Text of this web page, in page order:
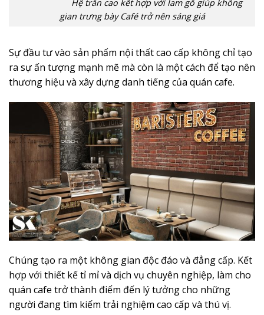
Hệ trần cao kết hợp với lam gỗ giúp không
gian trưng bày Café trở nên sáng giá
Sự đầu tư vào sản phẩm nội thất cao cấp không chỉ tạo
ra sự ấn tượng mạnh mẽ mà còn là một cách để tạo nên
thương hiệu và xây dựng danh tiếng của quán cafe.
Chúng tạo ra một không gian độc đáo và đẳng cấp. Kết
hợp với thiết kế tỉ mỉ và dịch vụ chuyên nghiệp, làm cho
quán cafe trở thành điểm đến lý tưởng cho những
người đang tìm kiếm trải nghiệm cao cấp và thú vị.